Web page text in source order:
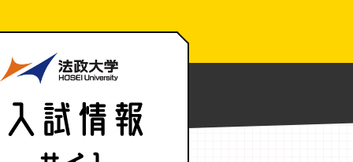
Home キャンパス見学・イベント